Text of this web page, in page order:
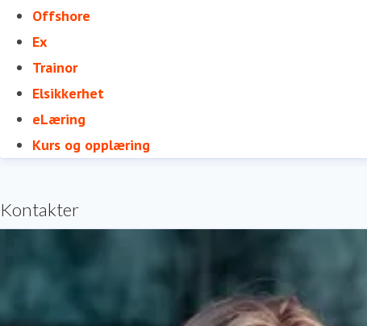
Offshore
Ex
Trainor
Elsikkerhet
eLæring
Kurs og opplæring
Kontakter